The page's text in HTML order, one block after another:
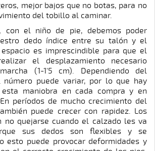
mejor bajos que no botas, para no
del tobillo al caminar.
con el niño de pie, debemos poder
dedo índice entre su talón y el
es imprescindible para que el
el desplazamiento necesario
(1-1'5 cm). Dependiendo del
puede variar, por lo que hay
maniobra en cada compra y en
períodos de mucho crecimiento del
puede crecer con rapidez. Los
no quejarse cuando el calzado les va
sus dedos son flexibles y se
esto puede provocar deformidades y